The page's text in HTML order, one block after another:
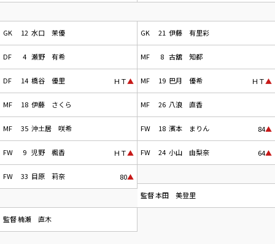
GK 12 水口 茉優
DF 4 瀬野 有希
DF 14 橋谷 優里 ＨＴ▲
MF 18 伊藤 さくら
MF 35 沖土居 咲希
FW 9 児野 楓香 ＨＴ▲
FW 33 目原 莉奈 80▲
監督楠瀬 直木
GK 21 伊藤 有里彩
MF 8 古舘 知都
MF 19 巴月 優希 ＨＴ▲
MF 26 八浪 直香
FW 18 濱本 まりん 84▲
FW 24 小山 由梨奈 64▲
監督本田 美登里